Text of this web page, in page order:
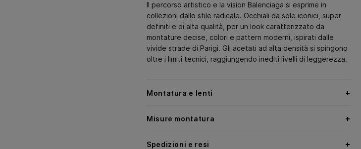
Il percorso artistico e la vision Balenciaga si esprime in
collezioni dallo stile radicale. Occhiali da sole iconici, super
definiti e di alta qualità, per un look caratterizzato da
montature decise, colori e pattern moderni, ispirati dalle
vivide strade di Parigi. Gli acetati ad alta densità si spingono
oltre i limiti tecnici, raggiungendo inediti livelli di leggerezza.
Montatura e lenti
Misure montatura
Spedizioni e resi